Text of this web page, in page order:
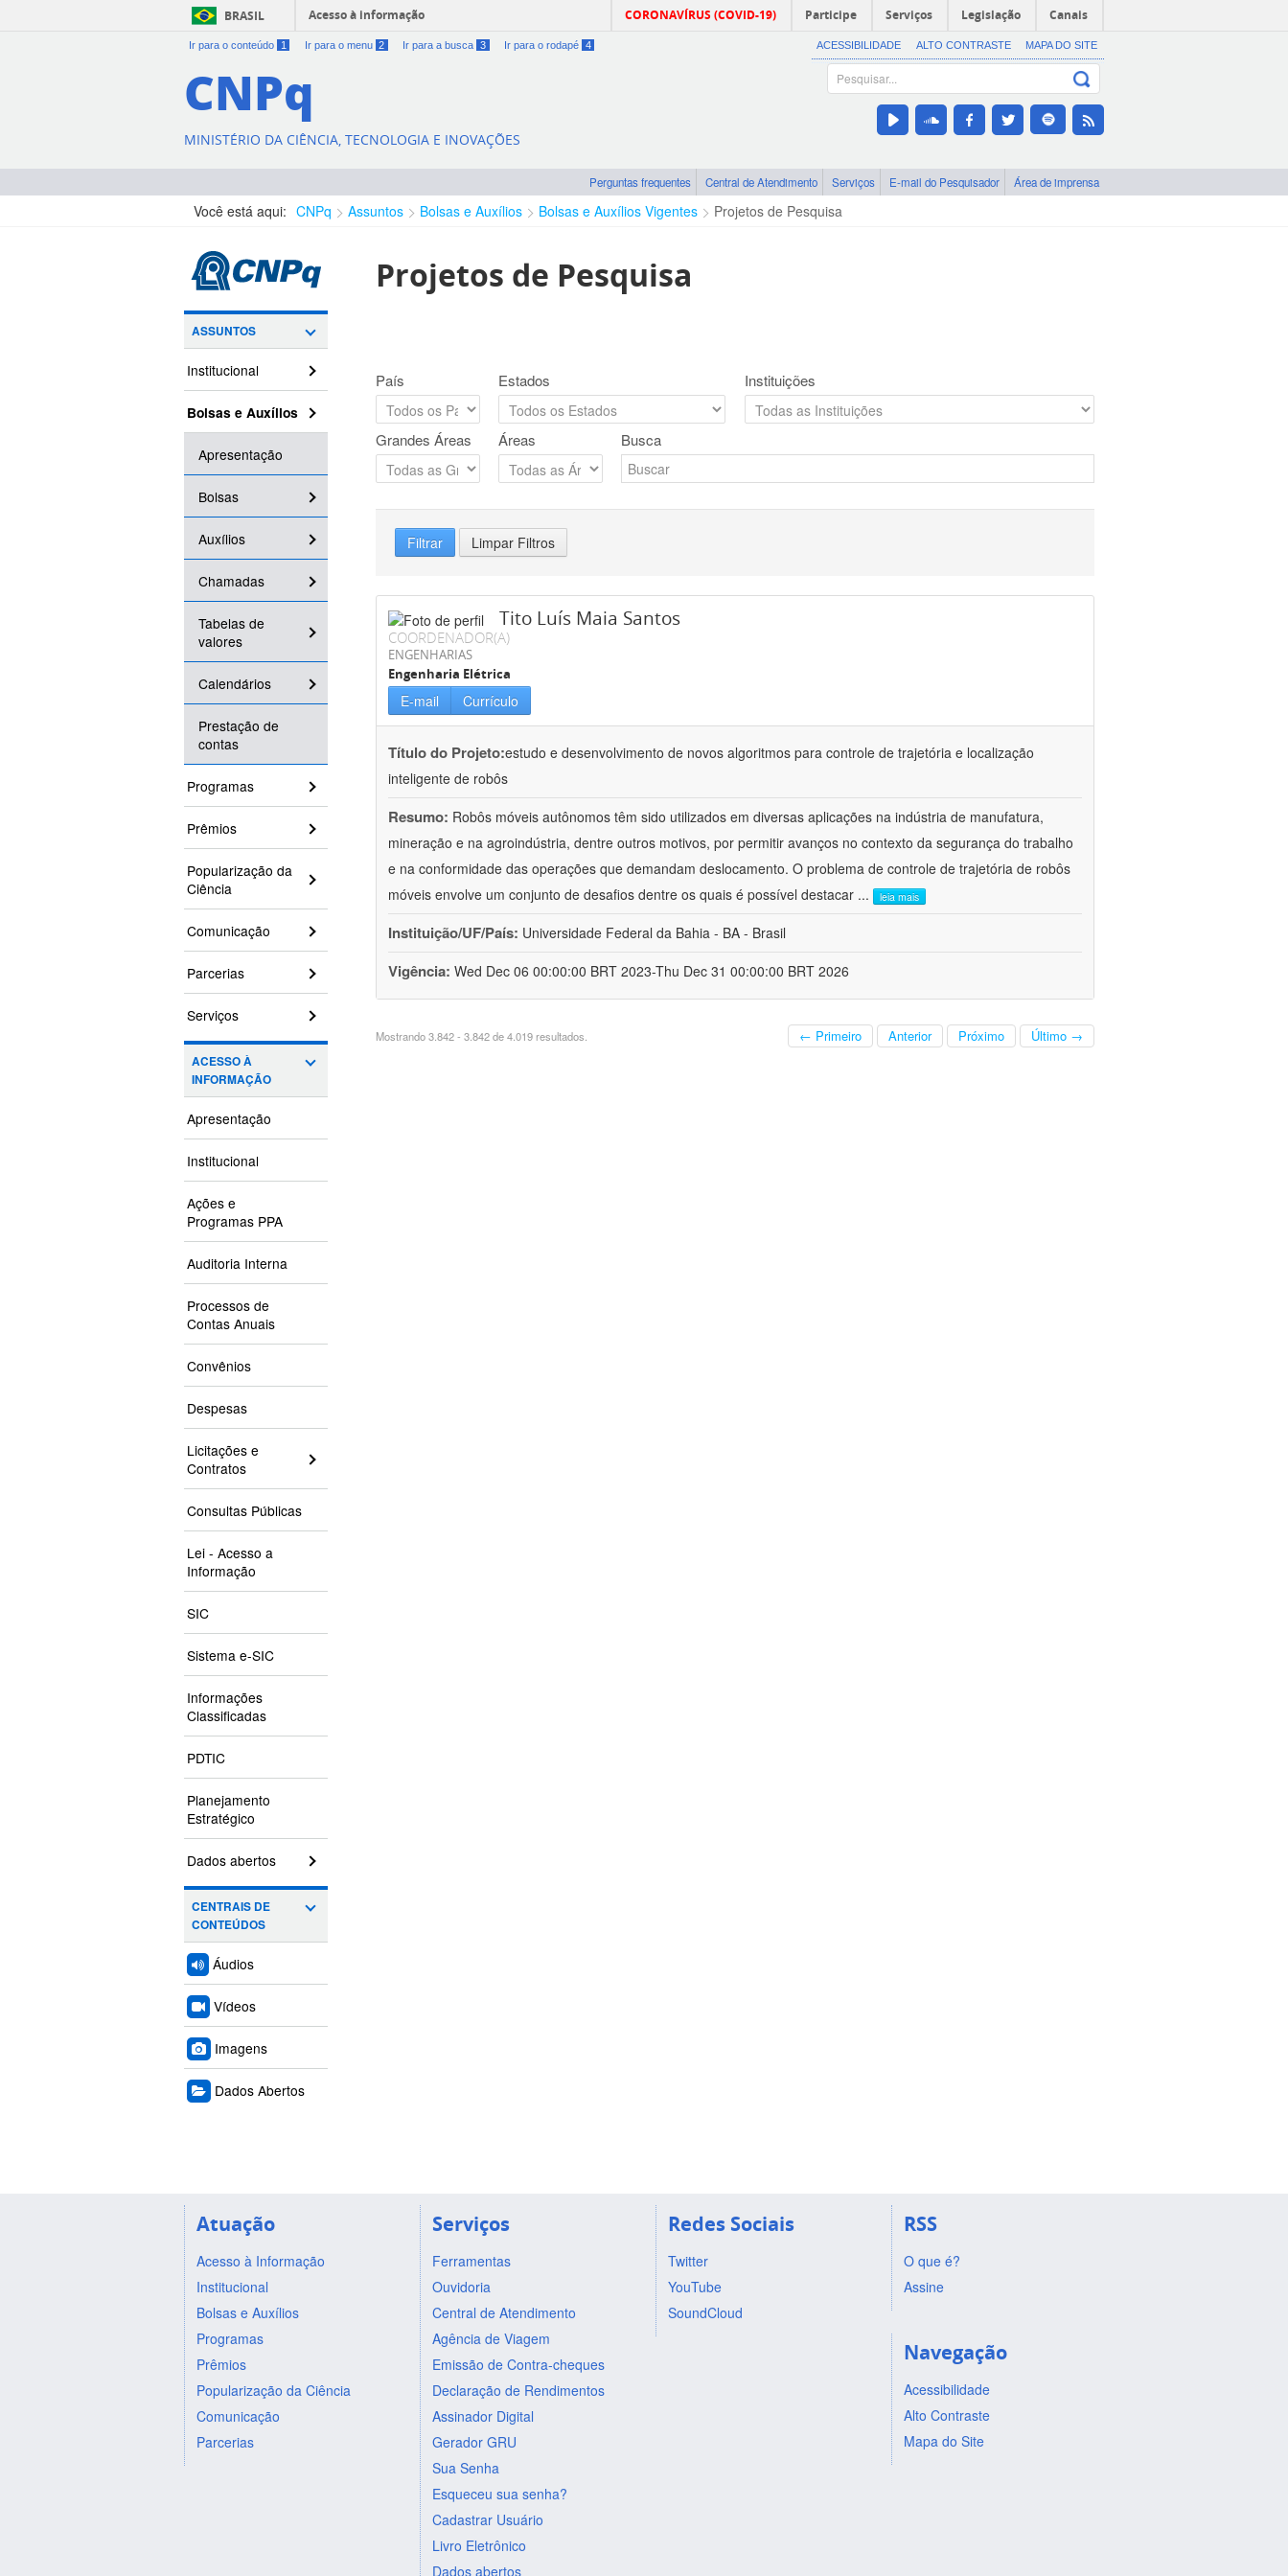
BRASIL Acesso à informação CORONAVÍRUS (COVID-19) Participe Serviços Legislação Canais
Ir para o conteúdo 1 Ir para o menu 2 Ir para a busca 3 Ir para o rodapé 4 ACESSIBILIDADE ALTO CONTRASTE MAPA DO SITE
CNPq
MINISTÉRIO DA CIÊNCIA, TECNOLOGIA E INOVAÇÕES
Perguntas frequentes Central de Atendimento Serviços E-mail do Pesquisador Área de imprensa
Você está aqui: CNPq Assuntos Bolsas e Auxílios Bolsas e Auxílios Vigentes Projetos de Pesquisa
ASSUNTOS
Institucional
Bolsas e Auxílios
Apresentação
Bolsas
Auxílios
Chamadas
Tabelas de
valores
Calendários
Prestação de
contas
Programas
Prêmios
Popularização da
Ciência
Comunicação
Parcerias
Serviços
ACESSO À
INFORMAÇÃO
Apresentação
Institucional
Ações e
Programas PPA
Auditoria Interna
Processos de
Contas Anuais
Convênios
Despesas
Licitações e
Contratos
Consultas Públicas
Lei - Acesso a
Informação
SIC
Sistema e-SIC
Informações
Classificadas
PDTIC
Planejamento
Estratégico
Dados abertos
CENTRAIS DE
CONTEÚDOS
Áudios
Vídeos
Imagens
Dados Abertos
Projetos de Pesquisa
País Estados Instituições
Grandes Áreas Áreas Busca
Filtrar Limpar Filtros
Tito Luís Maia Santos
COORDENADOR(A)
ENGENHARIAS
Engenharia Elétrica
E-mail Currículo
Título do Projeto:estudo e desenvolvimento de novos algoritmos para controle de trajetória e localização
inteligente de robôs
Resumo: Robôs móveis autônomos têm sido utilizados em diversas aplicações na indústria de manufatura,
mineração e na agroindústria, dentre outros motivos, por permitir avanços no contexto da segurança do trabalho
e na conformidade das operações que demandam deslocamento. O problema de controle de trajetória de robôs
móveis envolve um conjunto de desafios dentre os quais é possível destacar ... leia mais
Instituição/UF/País: Universidade Federal da Bahia - BA - Brasil
Vigência: Wed Dec 06 00:00:00 BRT 2023-Thu Dec 31 00:00:00 BRT 2026
Mostrando 3.842 - 3.842 de 4.019 resultados. ← Primeiro Anterior Próximo Último →
Atuação
Acesso à Informação
Institucional
Bolsas e Auxílios
Programas
Prêmios
Popularização da Ciência
Comunicação
Parcerias
Serviços
Ferramentas
Ouvidoria
Central de Atendimento
Agência de Viagem
Emissão de Contra-cheques
Declaração de Rendimentos
Assinador Digital
Gerador GRU
Sua Senha
Esqueceu sua senha?
Cadastrar Usuário
Livro Eletrônico
Dados abertos
Redes Sociais
Twitter
YouTube
SoundCloud
RSS
O que é?
Assine
Navegação
Acessibilidade
Alto Contraste
Mapa do Site